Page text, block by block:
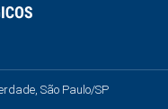
São Paulo/SP